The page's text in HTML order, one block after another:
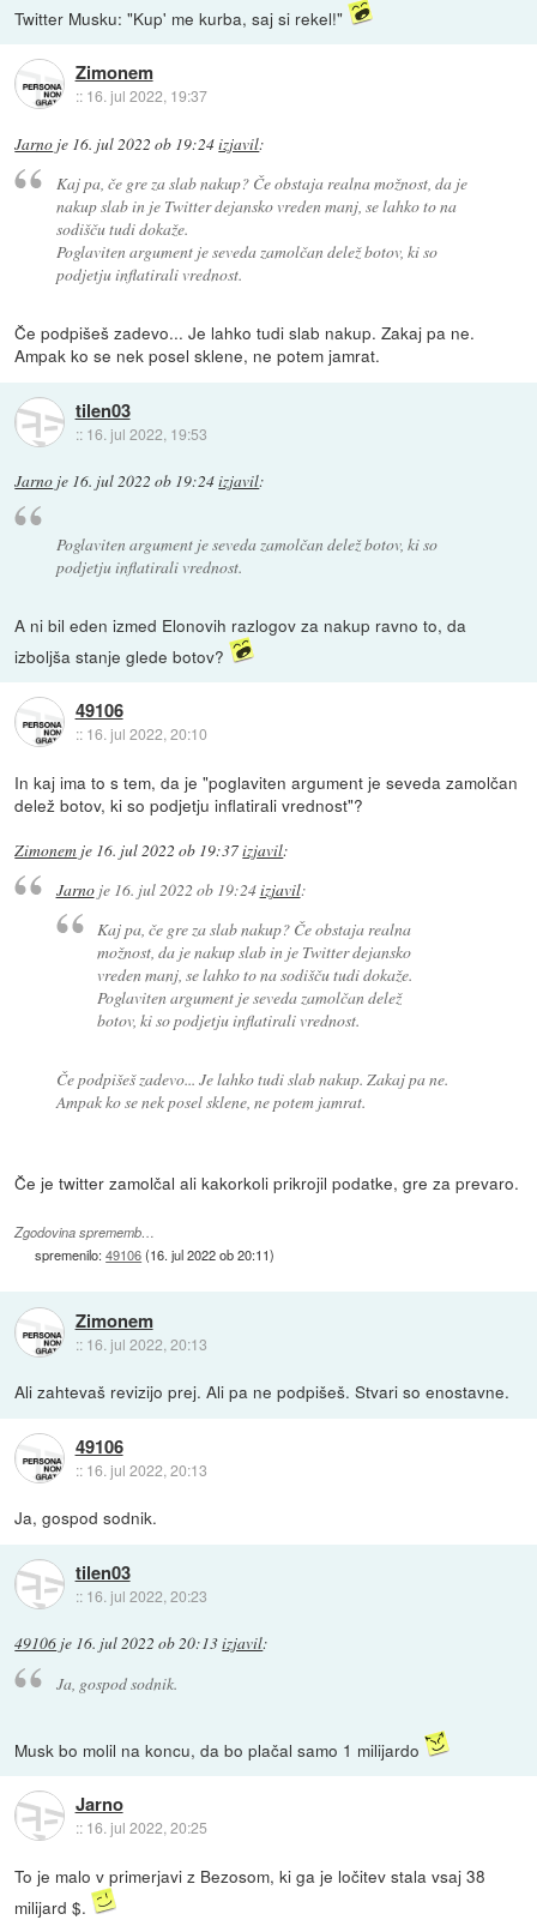
Twitter Musku: "Kup' me kurba, saj si rekel!"
Zimonem
:: 16. jul 2022, 19:37
Jarno je 16. jul 2022 ob 19:24izjavil:
Kaj pa, če gre za slab nakup? Če obstaja realna možnost, da je
nakup slab in je Twitter dejansko vreden manj, se lahko to na
sodišču tudi dokaže.
Poglaviten argument je seveda zamolčan delež botov, ki so
podjetju inflatirali vrednost.
Če podpišeš zadevo... Je lahko tudi slab nakup. Zakaj pa ne.
Ampak ko se nek posel sklene, ne potem jamrat.
tilen03
:: 16. jul 2022, 19:53
Jarno je 16. jul 2022 ob 19:24izjavil:
Poglaviten argument je seveda zamolčan delež botov, ki so
podjetju inflatirali vrednost.
A ni bil eden izmed Elonovih razlogov za nakup ravno to, da
izboljša stanje glede botov?
49106
:: 16. jul 2022, 20:10
In kaj ima to s tem, da je "poglaviten argument je seveda zamolčan
delež botov, ki so podjetju inflatirali vrednost"?
Zimonem je 16. jul 2022 ob 19:37izjavil:
Jarnoje 16. jul 2022 ob 19:24izjavil:
Kaj pa, če gre za slab nakup? Če obstaja realna
možnost, da je nakup slab in je Twitter dejansko
vreden manj, se lahko to na sodišču tudi dokaže.
Poglaviten argument je seveda zamolčan delež
botov, ki so podjetju inflatirali vrednost.
Če podpišeš zadevo... Je lahko tudi slab nakup. Zakaj pa ne.
Ampak ko se nek posel sklene, ne potem jamrat.
Če je twitter zamolčal ali kakorkoli prikrojil podatke, gre za prevaro.
Zgodovina sprememb…
spremenilo:49106(16. jul 2022 ob 20:11)
Zimonem
:: 16. jul 2022, 20:13
Ali zahtevaš revizijo prej. Ali pa ne podpišeš. Stvari so enostavne.
49106
:: 16. jul 2022, 20:13
Ja, gospod sodnik.
tilen03
:: 16. jul 2022, 20:23
49106 je 16. jul 2022 ob 20:13izjavil:
Ja, gospod sodnik.
Musk bo molil na koncu, da bo plačal samo 1 milijardo
Jarno
:: 16. jul 2022, 20:25
To je malo v primerjavi z Bezosom, ki ga je ločitev stala vsaj 38
milijard $.